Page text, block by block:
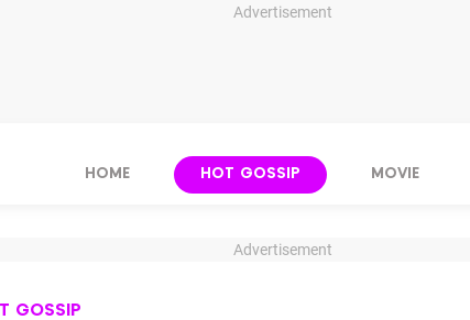
Advertisement
HOME HOT GOSSIP MOVIE
Advertisement
GOSSIP